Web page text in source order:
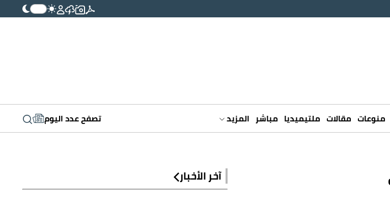
منوعات مقالات ملتيميديا مباشر المزيد تصفح عدد اليوم
آخر الأخبار